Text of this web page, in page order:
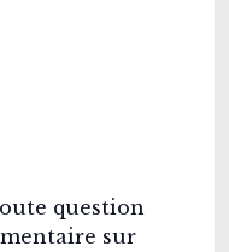
question
sur